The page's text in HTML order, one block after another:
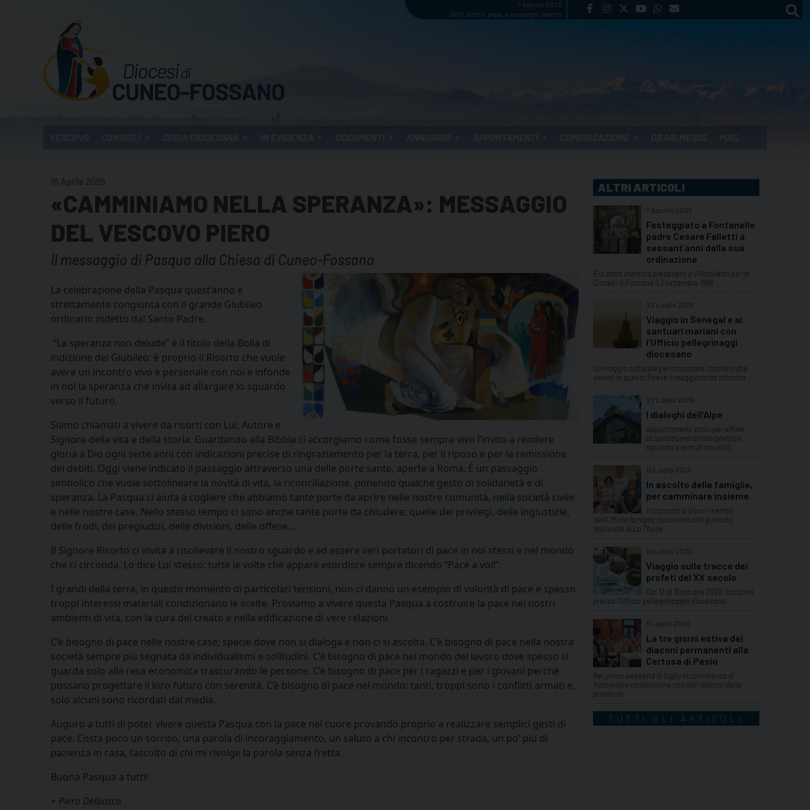
7 Agosto 2026
Santi Sisto II, papa, e compagni, martiri
18 Aprile 2025
«CAMMINIAMO NELLA SPERANZA»: MESSAGGIO
DEL VESCOVO PIERO
Il messaggio di Pasqua alla Chiesa di Cuneo-Fossano
La celebrazione della Pasqua quest’anno è
strettamente congiunta con il grande Giubileo
ordinario indetto dal Santo Padre.
“La speranza non delude” è il titolo della Bolla di
indizione del Giubileo: è proprio il Risorto che vuole
avere un incontro vivo e personale con noi e infonde
in noi la speranza che invita ad allargare lo sguardo
verso il futuro.
Siamo chiamati a vivere da risorti con Lui, Autore e
Signore della vita e della storia. Guardando alla Bibbia ci accorgiamo come fosse sempre vivo l’invito a rendere
gloria a Dio ogni sette anni con indicazioni precise di ringraziamento per la terra, per il riposo e per la remissione
dei debiti. Oggi viene indicato il passaggio attraverso una delle porte sante, aperte a Roma. È un passaggio
simbolico che vuole sottolineare la novità di vita, la riconciliazione, ponendo qualche gesto di solidarietà e di
speranza. La Pasqua ci aiuta a cogliere che abbiamo tante porte da aprire nelle nostre comunità, nella società civile
e nelle nostre case. Nello stesso tempo ci sono anche tante porte da chiudere: quelle dei privilegi, delle ingiustizie,
delle frodi, dei pregiudizi, delle divisioni, delle offese…
Il Signore Risorto ci invita a risollevare il nostro sguardo e ad essere veri portatori di pace in noi stessi e nel mondo
che ci circonda. Lo dice Lui stesso: tutte le volte che appare esordisce sempre dicendo “Pace a voi!”.
I grandi della terra, in questo momento di particolari tensioni, non ci danno un esempio di volontà di pace e spesso
troppi interessi materiali condizionano le scelte. Proviamo a vivere questa Pasqua a costruire la pace nei nostri
ambienti di vita, con la cura del creato e nella edificazione di vere relazioni.
C’è bisogno di pace nelle nostre case, specie dove non si dialoga e non ci si ascolta. C’è bisogno di pace nella nostra
società sempre più segnata da individualismi e solitudini. C’è bisogno di pace nel mondo del lavoro dove spesso si
guarda solo alla resa economica trascurando le persone. C’è bisogno di pace per i ragazzi e per i giovani perché
possano progettare il loro futuro con serenità. C’è bisogno di pace nel mondo: tanti, troppi sono i conflitti armati e,
solo alcuni sono ricordati dai media.
Auguro a tutti di poter vivere questa Pasqua con la pace nel cuore provando proprio a realizzare semplici gesti di
pace. Costa poco un sorriso, una parola di incoraggiamento, un saluto a chi incontro per strada, un po’ più di
pazienza in casa, l’ascolto di chi mi rivolge la parola senza fretta.
Buona Pasqua a tutti!
+ Piero Delbosco
ALTRI ARTICOLI
7 Agosto 2026
Festeggiato a Fontanelle
padre Cesare Falletti a
sessant’anni dalla sua
ordinazione
Era stato ordinato presbitero a Villafalletto per la
Diocesi di Fossano il 3 settembre 1966
22 Luglio 2026
Viaggio in Senegal e ai
santuari mariani con
l’Ufficio pellegrinaggi
diocesano
Un viaggio culturale per incontrare i cristiani che
vivono in questo Paese a maggioranza islamica
22 Luglio 2026
I dialoghi dell’Alpe
Appuntamenti estivi per offrire
alcuni strumenti interpretativi
riguardo a temi di attualità
13 Luglio 2026
In ascolto delle famiglie,
per camminare insieme
Il racconto di alcuni membri
dell'Ufficio famiglia diocesano alla giornata
regionale di La Thuile
10 Luglio 2026
Viaggio sulle tracce dei
profeti del XX secolo
Dal 12 al 15 ottobre 2026. Iscrizioni
presso l'Ufficio pellegrinaggio diocesano.
6 Luglio 2026
La tre giorni estiva dei
diaconi permanenti alla
Certosa di Pesio
Nel primo weekend di luglio la convivenza di
fraternità e condivisione con altri diaconi della
provincia
TUTTI GLI ARTICOLI